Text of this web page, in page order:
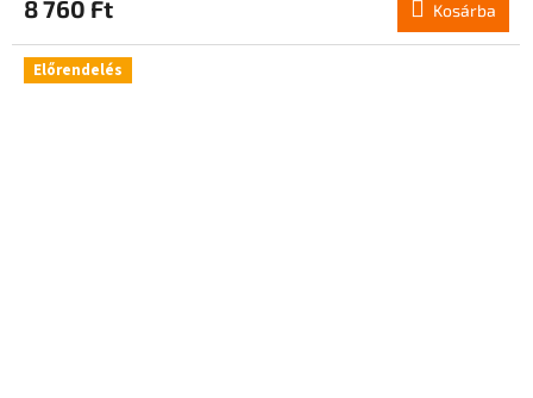
8 760 Ft Kosárba
Előrendelés